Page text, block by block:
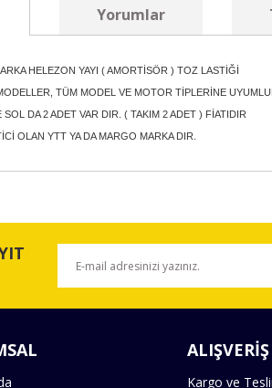
Yorumlar
HELEZON YAYI ( AMORTİSÖR ) TOZ LASTİĞİ
TÜM MODEL VE MOTOR TİPLERİNE
SOL DA 2 ADET VAR DIR. ( TAKIM 2 ADET ) FİATIDIR
OLAN YTT YA DA MARGO MARKA DIR.
için teşekkür ederiz.
bozuk veya görüntülenemiyor.
sitelerden daha pahalı.
farklı alternatifler olmalı.
ALIŞVERİŞ
Kargo ve